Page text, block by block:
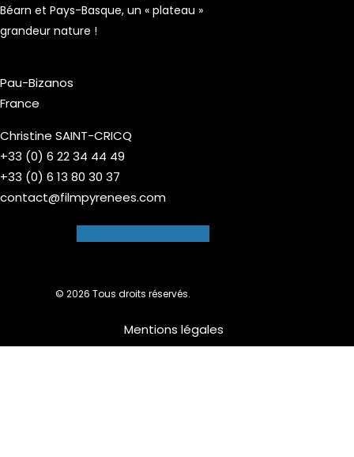
Béarn et Pays-Basque, un « plateau »
grandeur nature !
Pau-Bizanos
France
Christine SAINT-CRICQ
+33 (0) 6 22 34 44 49
+33 (0) 6 13 80 30 37
contact@filmpyrenees.com
© 2026 Tous droits réservés.
Mentions légales